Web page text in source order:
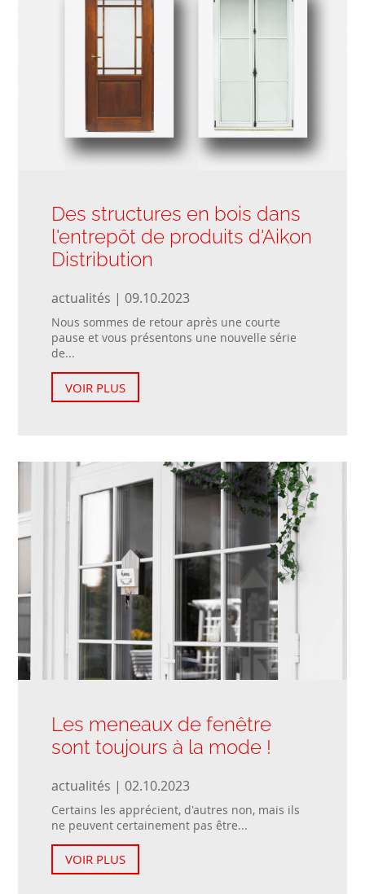
Des structures en bois dans
l'entrepôt de produits d'Aikon
Distribution
actualités | 09.10.2023
Nous sommes de retour après une courte
pause et vous présentons une nouvelle série
de...
VOIR PLUS
Les meneaux de fenêtre
sont toujours à la mode !
actualités | 02.10.2023
Certains les apprécient, d'autres non, mais ils
ne peuvent certainement pas être...
VOIR PLUS